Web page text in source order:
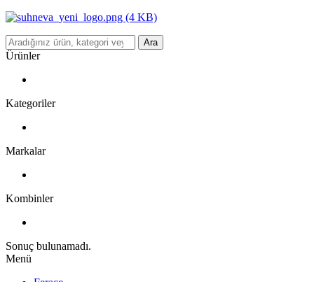
Ara
Ürünler
Kategoriler
Markalar
Kombinler
Sonuç bulunamadı.
Menü